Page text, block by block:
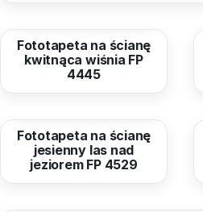
od40,96 zł
Fototapeta na ścianę
kwitnąca wiśnia FP
4445
od40,96 zł
Fototapeta na ścianę
jesienny las nad
jeziorem FP 4529
od40,96 zł